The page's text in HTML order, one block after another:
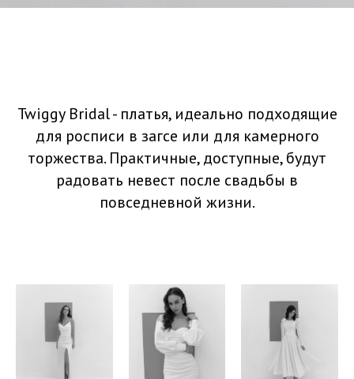
Twiggy Bridal - платья, идеально подходящие
для росписи в загсе или для камерного
торжества. Практичные, доступные, будут
радовать невест после свадьбы в
повседневной жизни.